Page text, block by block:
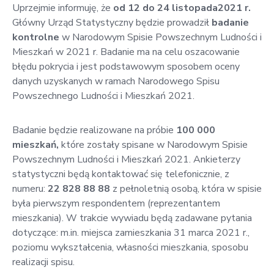
Zespół
Placówek
Oświatowych
w
Bolechowicach
Uprzejmie informuję, że od 12 do 24 listopada2021 r.
Główny Urząd Statystyczny będzie prowadził badanie
kontrolne w Narodowym Spisie Powszechnym Ludności i
Mieszkań w 2021 r. Badanie ma na celu oszacowanie
błędu pokrycia i jest podstawowym sposobem oceny
danych uzyskanych w ramach Narodowego Spisu
Powszechnego Ludności i Mieszkań 2021.
Badanie będzie realizowane na próbie 100 000
mieszkań, które zostały spisane w Narodowym Spisie
Powszechnym Ludności i Mieszkań 2021. Ankieterzy
statystyczni będą kontaktować się telefonicznie, z
numeru: 22 828 88 88 z pełnoletnią osobą, która w spisie
była pierwszym respondentem (reprezentantem
mieszkania). W trakcie wywiadu będą zadawane pytania
dotyczące: m.in. miejsca zamieszkania 31 marca 2021 r.,
poziomu wykształcenia, własności mieszkania, sposobu
realizacji spisu.